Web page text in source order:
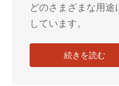
どのさまざまな用
しています。
続きを読む